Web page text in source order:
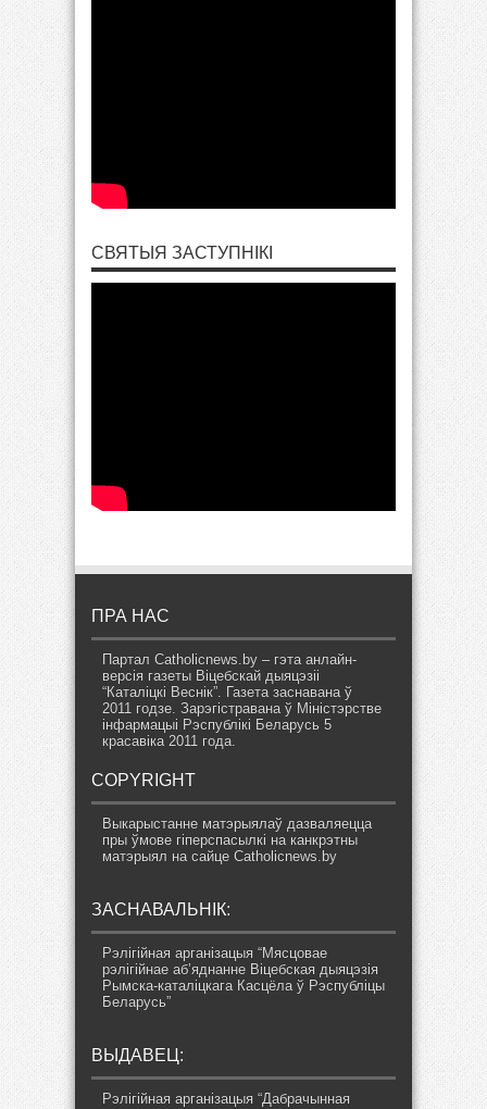
СВЯТЫЯ ЗАСТУПНІКІ
ПРА НАС
Партал Catholicnews.by – гэта анлайн-
версія газеты Віцебскай дыяцэзіі
“Каталіцкі Веснік”. Газета заснавана ў
2011 годзе. Зарэгістравана ў Міністэрстве
інфармацыі Рэспублікі Беларусь 5
красавіка 2011 года.
COPYRIGHT
Выкарыстанне матэрыялаў дазваляецца
пры ўмове гіперспасылкі на канкрэтны
матэрыял на сайце Catholicnews.by
ЗАСНАВАЛЬНІК:
Рэлігійная арганізацыя “Мясцовае
рэлігійнае аб’яднанне Віцебская дыяцэзія
Рымска-каталіцкага Касцёла ў Рэспубліцы
Беларусь”
ВЫДАВЕЦ:
Рэлігійная арганізацыя “Дабрачынная